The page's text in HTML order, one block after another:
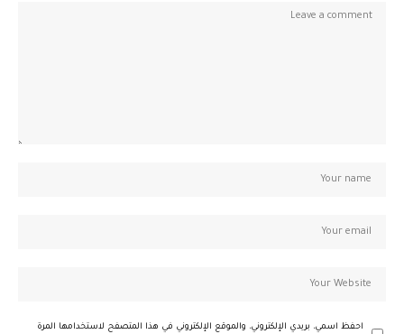
احفظ اسمي، بريدي الإلكتروني، والموقع الإلكتروني في هذا المتصفح لاستخدامها المرة